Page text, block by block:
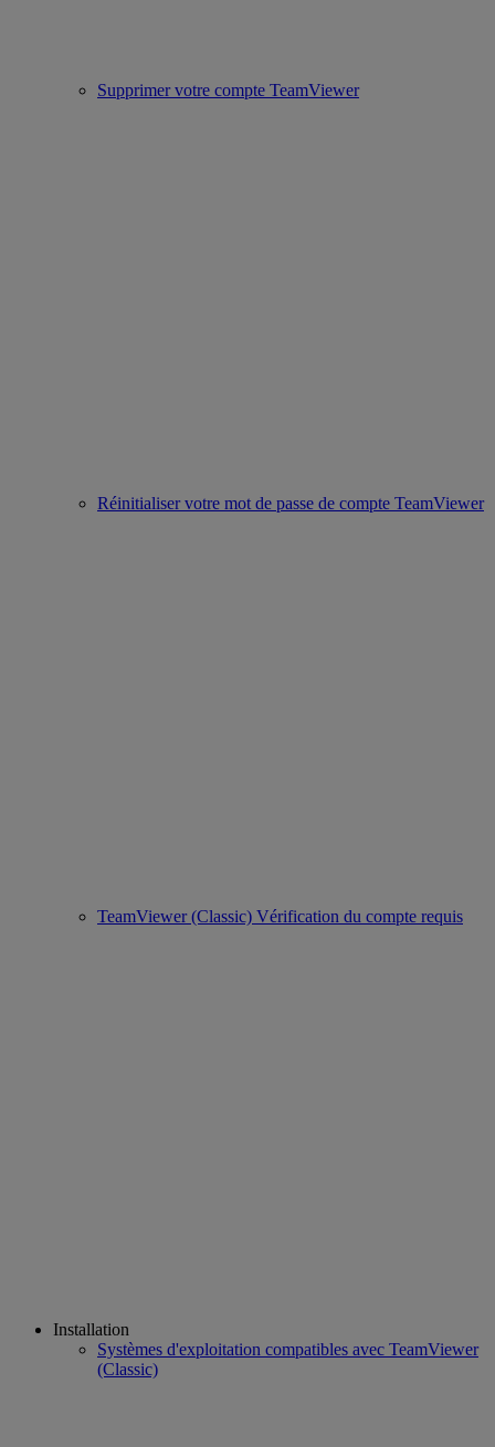
Supprimer votre compte TeamViewer
Réinitialiser votre mot de passe de compte TeamViewer
TeamViewer (Classic) Vérification du compte requis
Installation
Systèmes d'exploitation compatibles avec TeamViewer
(Classic)